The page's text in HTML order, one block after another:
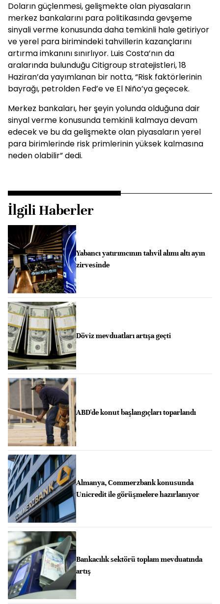
Doların güçlenmesi, gelişmekte olan piyasaların
merkez bankalarını para politikasında gevşeme
sinyali verme konusunda daha temkinli hale getiriyor
ve yerel para birimindeki tahvillerin kazançlarını
artırma imkanını sınırlıyor. Luis Costa’nın da
aralarında bulunduğu Citigroup stratejistleri, 18
Haziran’da yayımlanan bir notta, “Risk faktörlerinin
bayrağı, petrolden Fed’e ve El Niño’ya geçecek.
Merkez bankaları, her şeyin yolunda olduğuna dair
sinyal verme konusunda temkinli kalmaya devam
edecek ve bu da gelişmekte olan piyasaların yerel
para birimlerinde risk primlerinin yüksek kalmasına
neden olabilir” dedi.
İlgili Haberler
Yabancı yatırımcının tahvil alımı altı ayın
zirvesinde
Döviz mevduatları artışa geçti
ABD'de konut başlangıçları toparlandı
Almanya, Commerzbank konusunda
Unicredit ile görüşmelere hazırlanıyor
Bankacılık sektörü toplam mevduatında
artış